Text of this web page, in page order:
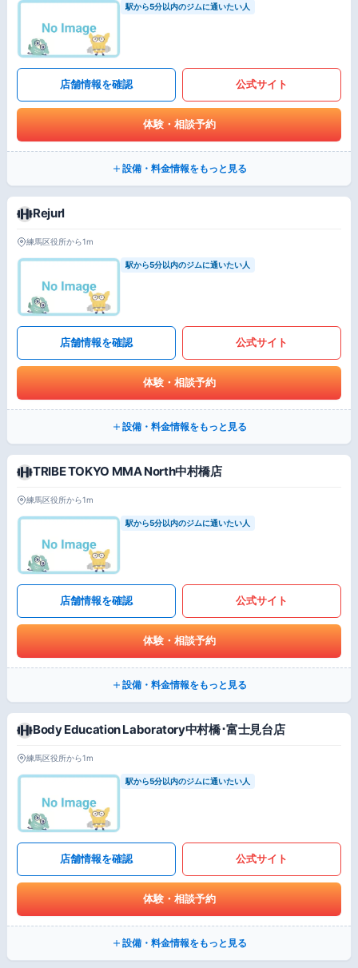
駅から5分以内のジムに通いたい人
店舗情報を確認 公式サイト
体験・相談予約
設備・料金情報をもっと見る
Rejurl
練馬区役所から1m
駅から5分以内のジムに通いたい人
店舗情報を確認 公式サイト
体験・相談予約
設備・料金情報をもっと見る
TRIBE TOKYO MMA North中村橋店
練馬区役所から1m
駅から5分以内のジムに通いたい人
店舗情報を確認 公式サイト
体験・相談予約
設備・料金情報をもっと見る
Body Education Laboratory中村橋･富士見台店
練馬区役所から1m
駅から5分以内のジムに通いたい人
店舗情報を確認 公式サイト
体験・相談予約
設備・料金情報をもっと見る